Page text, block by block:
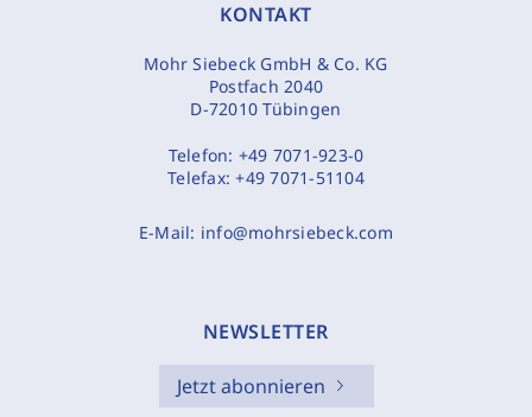
KONTAKT
Mohr Siebeck GmbH & Co. KG
Postfach 2040
D-72010 Tübingen
Telefon: +49 7071-923-0
Telefax:+49 7071-51104
E-Mail: info@mohrsiebeck.com
NEWSLETTER
Jetzt abonnieren